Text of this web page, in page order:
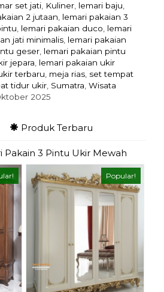
set jati Kuliner lemari baju
2 jutaan lemari pakaian 3
lemari pakaian duco lemari
jati minimalis lemari pakaian
geser lemari pakaian pintu
jepara lemari pakaian ukir
terbaru meja rias set tempat
tidur ukir Sumatra Wisata
2025
Produk Terbaru
Pakain 3 Pintu Ukir Mewah
Popular!